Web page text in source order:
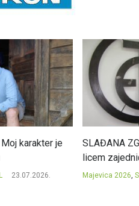
Moj karakter je
23.07.2026.
SLAĐANA
licem
Majevica 2026,